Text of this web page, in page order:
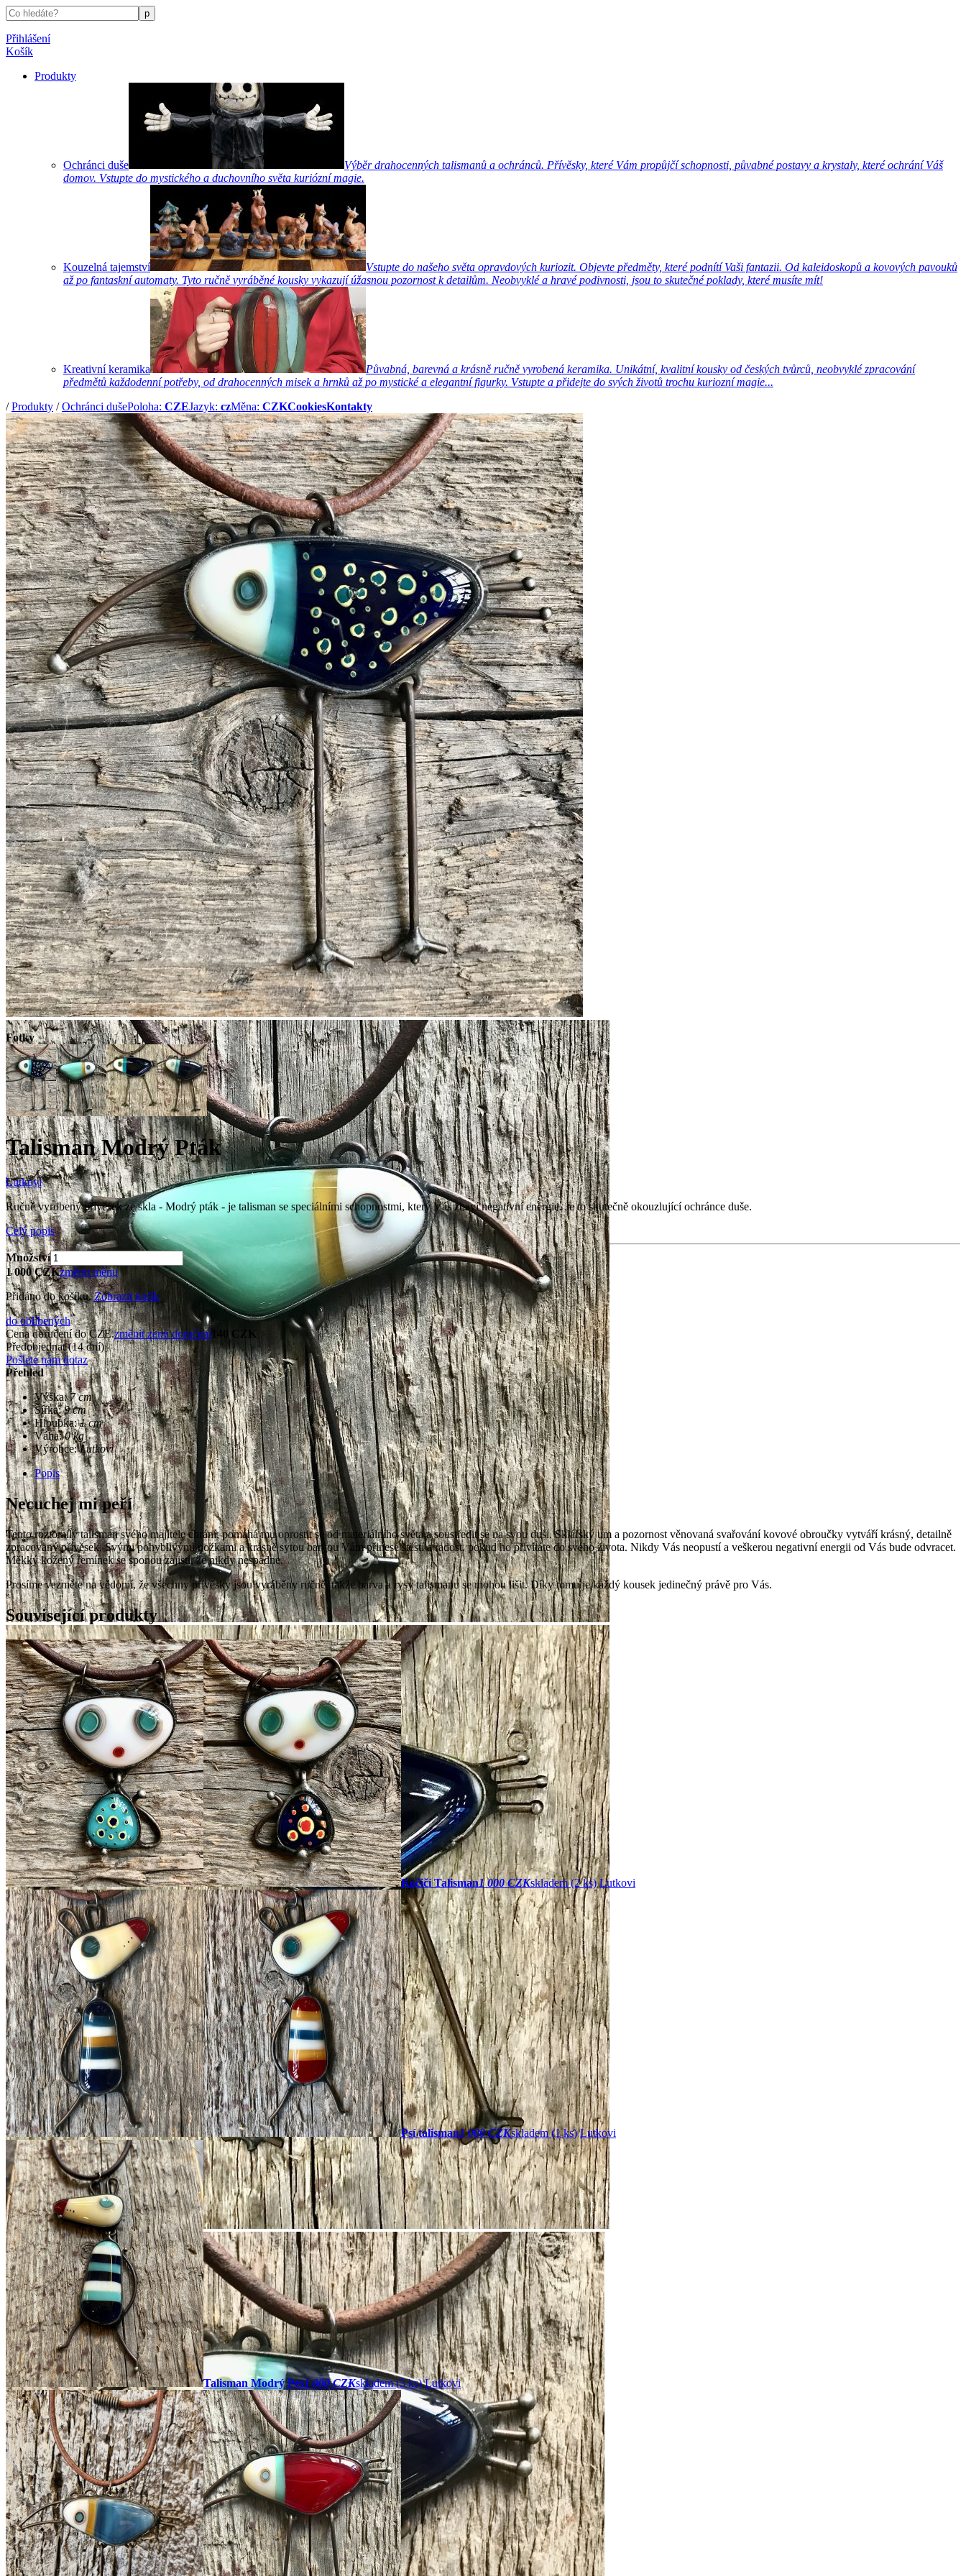
Přihlášení
Košík
Produkty
Ochránci duše
Výběr drahocenných talismanů a ochránců. Přívěsky, které Vám propůjčí schopnosti, půvabné postavy a krystaly, které ochrání Váš
domov. Vstupte do mystického a duchovního světa kuriózní magie.
Kouzelná tajemství
Vstupte do našeho světa opravdových kuriozit. Objevte předměty, které podnítí Vaši fantazii. Od kaleidoskopů a kovových pavouků
až po fantaskní automaty. Tyto ručně vyráběné kousky vykazují úžasnou pozornost k detailům. Neobvyklé a hravé podivnosti, jsou to skutečné poklady, které musíte mít!
Kreativní keramika
Půvabná, barevná a krásně ručně vyrobená keramika. Unikátní, kvalitní kousky od českých tvůrců, neobvyklé zpracování
předmětů každodenní potřeby, od drahocenných misek a hrnků až po mystické a elegantní figurky. Vstupte a přidejte do svých životů trochu kuriozní magie...
/Produkty /Ochránci dušePoloha: CZEJazyk: czMěna: CZKCookiesKontakty
Fotky
Talisman Modrý Pták
Lutkovi
Ručně vyrobený přívěsek ze skla - Modrý pták - je talisman se speciálními schopnostmi, který Vás zbaví negativní energie. Je to skutečně okouzlující ochránce duše.
Celý popis
Množství
1 000 CZKzměnit měnu
Přidáno do košíku.Zobrazit košík
do oblíbených
Cena doručení do CZE.změnit zemi doručení140 CZK
Předobjednat(14 dní)
Pošlete nám dotaz
Přehled
Výška:7 cm
Šířka:9 cm
Hloubka:1 cm
Váha: 0 kg
Výrobce: Lutkovi
Popis
Necuchej mi peří
Tento roztomilý talisman svého majitele chrání, pomáhá mu oprostit se od materiálního světa a soustředit se na svou duši. Sklářský um a pozornost věnovaná svařování kovové obroučky vytváří krásný, detailně
zpracovaný přívěsek. Svými pohyblivými nožkami a krásně sytou barvou Vám přinese štěstí a radost, pokud ho přivítáte do svého života. Nikdy Vás neopustí a veškerou negativní energii od Vás bude odvracet.
Měkký kožený řemínek se sponou zajistí, že nikdy nespadne.
Prosíme vezměte na vědomí, že všechny přívěsky jsou vyráběny ručně, takže barva a rysy talismanu se mohou lišit. Díky tomu je každý kousek jedinečný právě pro Vás.
Související produkty
Kočičí Talisman1 000 CZKskladem (2 ks) Lutkovi
Psí talisman1 000 CZKskladem (1 ks) Lutkovi
Talisman Modrý Pes1 000 CZKskladem (5 ks) Lutkovi